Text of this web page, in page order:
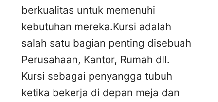
berkualitas untuk memenuhi
kebutuhan mereka.Kursi adalah
salah satu bagian penting disebuah
Perusahaan, Kantor, Rumah dll.
Kursi sebagai penyangga tubuh
ketika bekerja di depan meja dan